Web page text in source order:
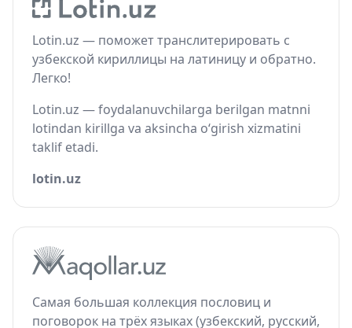
Lotin.uz — поможет транслитерировать с
узбекской кириллицы на латиницу и обратно.
Легко!
Lotin.uz — foydalanuvchilarga berilgan matnni
lotindan kirillga va aksincha o‘girish xizmatini
taklif etadi.
lotin.uz
Самая большая коллекция пословиц и
поговорок на трёх языках (узбекский, русский,